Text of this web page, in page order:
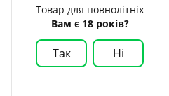
Товар для повнолітніх
Вам є 18 років?
Так Ні